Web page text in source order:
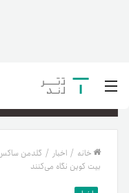
خانه / اخبار / گلدمن
بیت کوین نگاه می‌کنند